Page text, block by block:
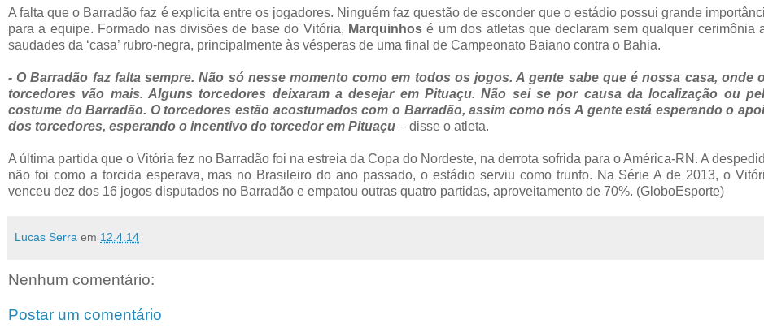
A falta que o Barradão faz é explicita entre os jogadores. Ninguém faz questão de esconder que o estádio possui grande
para a equipe. Formado nas divisões de base do Vitória, Marquinhos é um dos atletas que declaram sem qualquer cerimônia
saudades da ‘casa’ rubro-negra, principalmente às vésperas de uma final de Campeonato Baiano contra o Bahia.
- O Barradão faz falta sempre. Não só nesse momento como em todos os jogos. A gente sabe que é nossa casa, onde
torcedores vão mais. Alguns torcedores deixaram a desejar em Pituaçu. Não sei se por causa da localização ou
costume do Barradão. O torcedores estão acostumados com o Barradão, assim como nós A gente está esperando o
dos torcedores, esperando o incentivo do torcedor em Pituaçu – disse o atleta.
A última partida que o Vitória fez no Barradão foi na estreia da Copa do Nordeste, na derrota sofrida para o América-RN. A
não foi como a torcida esperava, mas no Brasileiro do ano passado, o estádio serviu como trunfo. Na Série A de 2013, o
venceu dez dos 16 jogos disputados no Barradão e empatou outras quatro partidas, aproveitamento de 70%. (GloboEsporte)
Lucas Serra em 12.4.14
Nenhum comentário:
Postar um comentário